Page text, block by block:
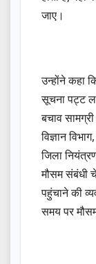
जाए।
उन्होंने कहा
सूचना पट्ट
बचाव
विज्ञान
जिला
मौसम संबंधी
पहुंचाने की
समय पर